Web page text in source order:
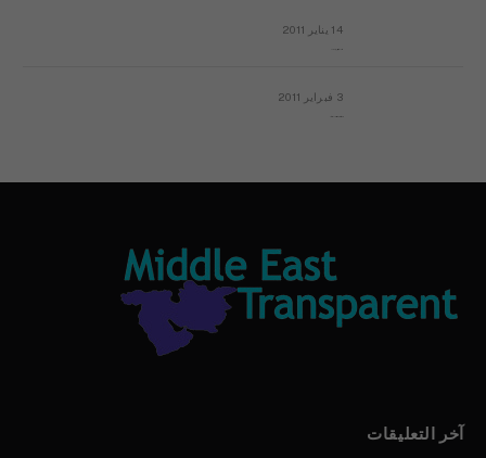
14 يناير 2011
3 فبراير 2011
آخر التعليقات